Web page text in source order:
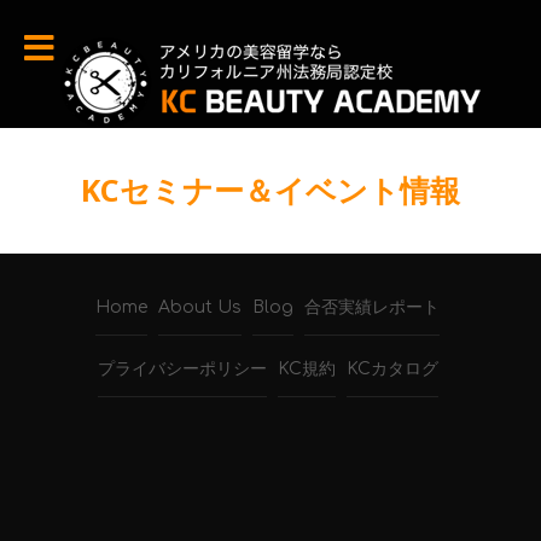
KCセミナー＆イベント情報
Home About Us Blog 合否実績レポート
プライバシーポリシー KC規約 KCカタログ